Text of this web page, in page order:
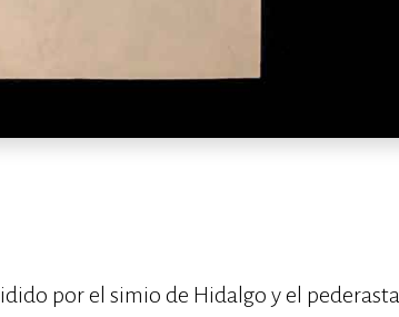
por el simio de Hidalgo y el pederasta